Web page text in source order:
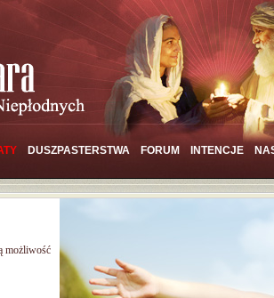
DUSZPASTERSTWA FORUM INTENCJE
możliwość